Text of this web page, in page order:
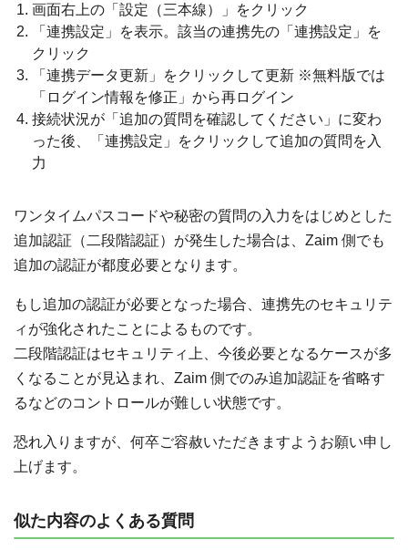
画面右上の「設定（三本線）」をクリック
「連携設定」を表示。該当の連携先の「連携設定」を
クリック
「連携データ更新」をクリックして更新 ※無料版では
「ログイン情報を修正」から再ログイン
接続状況が「追加の質問を確認してください」に変わ
った後、「連携設定」をクリックして追加の質問を入
力
ワンタイムパスコードや秘密の質問の入力をはじめとした
追加認証（二段階認証）が発生した場合は、Zaim 側でも
追加の認証が都度必要となります。
もし追加の認証が必要となった場合、連携先のセキュリテ
ィが強化されたことによるものです。
二段階認証はセキュリティ上、今後必要となるケースが多
くなることが見込まれ、Zaim 側でのみ追加認証を省略す
るなどのコントロールが難しい状態です。
恐れ入りますが、何卒ご容赦いただきますようお願い申し
上げます。
似た内容のよくある質問